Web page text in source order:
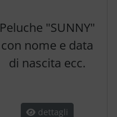
Peluche "SUNNY"
con nome e data
di nascita ecc.
dettagli